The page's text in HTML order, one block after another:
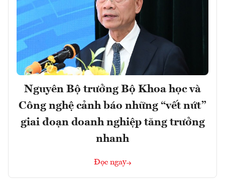
Nguyên Bộ trưởng Bộ Khoa học và
Công nghệ cảnh báo những “vết nứt”
giai đoạn doanh nghiệp tăng trưởng
nhanh
Đọc ngay